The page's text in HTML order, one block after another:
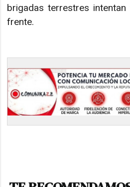
brigadas terrestres
frente.